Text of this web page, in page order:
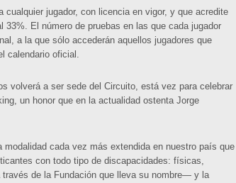
cualquier jugador, con licencia en vigor, y que acredite
33%. El número de pruebas en las que cada jugador
a la que sólo accederán aquellos jugadores que
calendario oficial.
volverá a ser sede del Circuito, está vez para celebrar
un honor que en la actualidad ostenta Jorge
cada vez más extendida en nuestro país que
con todo tipo de discapacidades: físicas,
de la Fundación que lleva su nombre— y la